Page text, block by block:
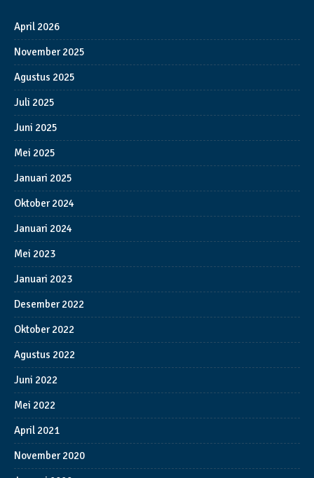
April 2026
November 2025
Agustus 2025
Juli 2025
Juni 2025
Mei 2025
Januari 2025
Oktober 2024
Januari 2024
Mei 2023
Januari 2023
Desember 2022
Oktober 2022
Agustus 2022
Juni 2022
Mei 2022
April 2021
November 2020